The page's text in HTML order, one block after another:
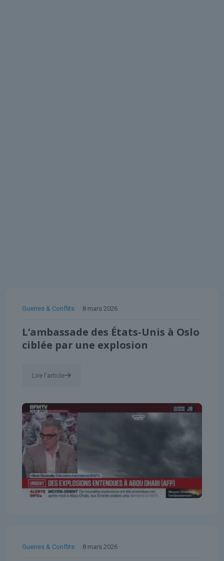
Guerres & Conflits 8 mars 2026
L’ambassade des États-Unis à Oslo
ciblée par une explosion
Lire l'article
Guerres & Conflits 8 mars 2026